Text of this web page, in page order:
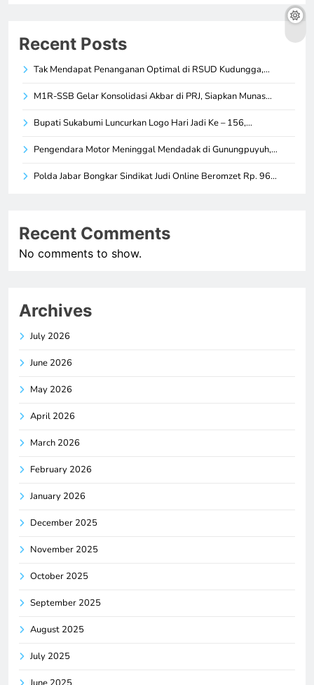
Recent Posts
Tak Mendapat Penanganan Optimal di RSUD Kudungga,…
M1R-SSB Gelar Konsolidasi Akbar di PRJ, Siapkan Munas…
Bupati Sukabumi Luncurkan Logo Hari Jadi Ke – 156,…
Pengendara Motor Meninggal Mendadak di Gunungpuyuh,…
Polda Jabar Bongkar Sindikat Judi Online Beromzet Rp. 96…
Recent Comments
No comments to show.
Archives
July 2026
June 2026
May 2026
April 2026
March 2026
February 2026
January 2026
December 2025
November 2025
October 2025
September 2025
August 2025
July 2025